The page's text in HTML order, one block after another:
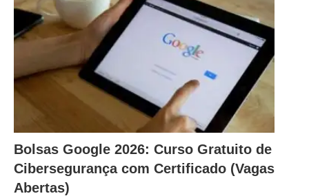
Bolsas Google 2026: Curso Gratuito de
Cibersegurança com Certificado (Vagas
Abertas)